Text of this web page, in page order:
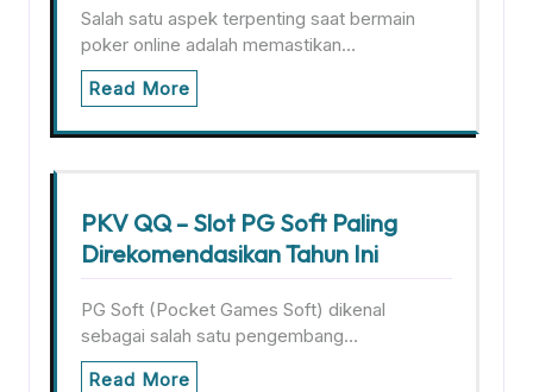
Salah satu aspek terpenting saat bermain
poker online adalah memastikan…
Read More
PKV QQ – Slot PG Soft Paling
Direkomendasikan Tahun Ini
PG Soft (Pocket Games Soft) dikenal
sebagai salah satu pengembang…
Read More